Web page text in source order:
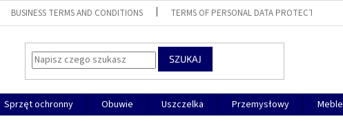
BUSINESS TERMS AND CONDITIONS TERMS OF PERSONAL DATA PROTECTION
SZUKAJ
Sprzęt ochronny Obuwie Uszczelka Przemysłowy Meble